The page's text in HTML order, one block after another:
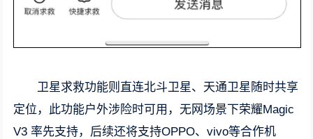
卫星求救功能则直连北斗卫星、天通卫星随时共享
定位，此功能户外涉险时可用，无网场景下荣耀Magic
V3 率先支持，后续还将支持OPPO、vivo等合作机